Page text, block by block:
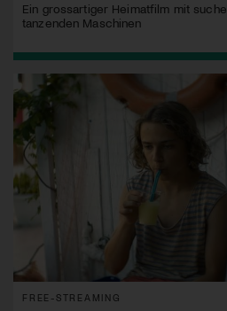
Ein grossartiger Heimatfilm mit
tanzenden Maschinen
FREE-STREAMING